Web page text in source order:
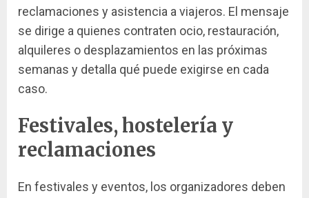
reclamaciones y asistencia a viajeros. El mensaje
se dirige a quienes contraten ocio, restauración,
alquileres o desplazamientos en las próximas
semanas y detalla qué puede exigirse en cada
caso.
Festivales, hostelería y
reclamaciones
En festivales y eventos, los organizadores deben